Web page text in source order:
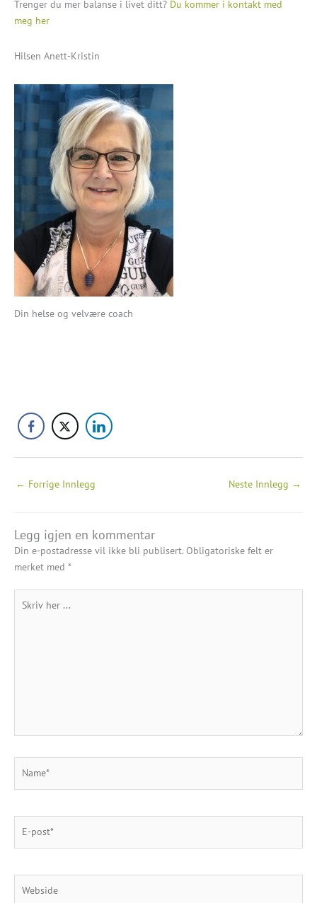
Trenger du mer balanse i livet ditt? Du kommer i kontakt med
meg her
Hilsen Anett-Kristin
Din helse og velvære coach
← Forrige Innlegg Neste Innlegg →
Legg igjen en kommentar
Din e-postadresse vil ikke bli publisert. Obligatoriske felt er
merket med *
her
post*